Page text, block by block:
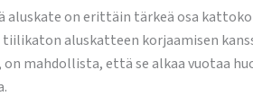
on erittäin tärkeä osa
aluskatteen korjaamisen
mahdollista, että se alkaa vuotaa